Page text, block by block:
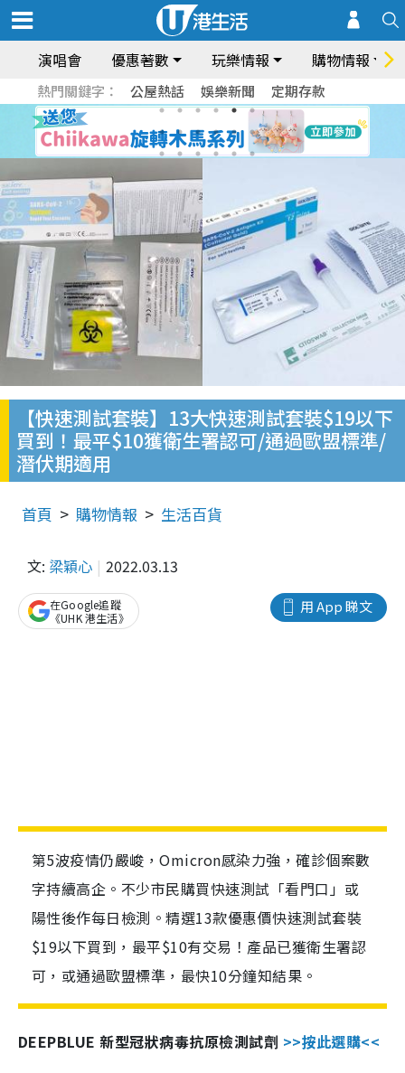
演唱會 優惠著數 玩樂情報 購物情報
熱門關鍵字： 公屋熱話 娛樂新聞 定期存款
【快速測試套裝】13大快速測試套裝$19以下
買到！最平$10獲衛生署認可/通過歐盟標準/
潛伏期適用
首頁 購物情報 生活百貨
文: 梁穎心 2022.03.13
用 App 睇文
在Google追蹤
《UHK 港生活》
第5波疫情仍嚴峻，Omicron感染力強，確診個案數
字持續高企。不少市民購買快速測試「看門口」或
陽性後作每日檢測。精選13款優惠價快速測試套裝
$19以下買到，最平$10有交易！產品已獲衛生署認
可，或通過歐盟標準，最快10分鐘知結果。
DEEPBLUE 新型冠狀病毒抗原檢測試劑 >>按此選購<<